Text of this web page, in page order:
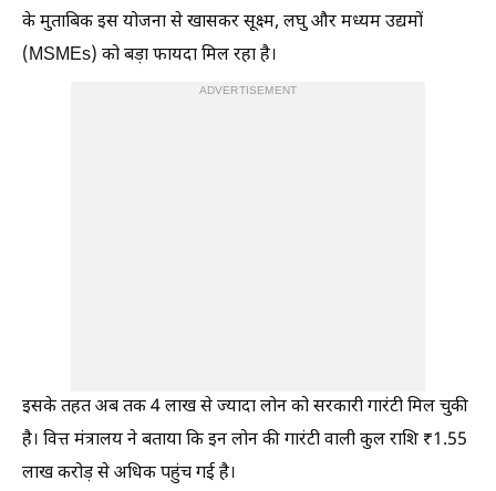
के मुताबिक इस योजना से खासकर सूक्ष्म, लघु और मध्यम उद्यमों
(MSMEs) को बड़ा फायदा मिल रहा है।
ADVERTISEMENT
इसके तहत अब तक 4 लाख से ज्यादा लोन को सरकारी गारंटी मिल चुकी
है। वित्त मंत्रालय ने बताया कि इन लोन की गारंटी वाली कुल राशि ₹1.55
लाख करोड़ से अधिक पहुंच गई है।